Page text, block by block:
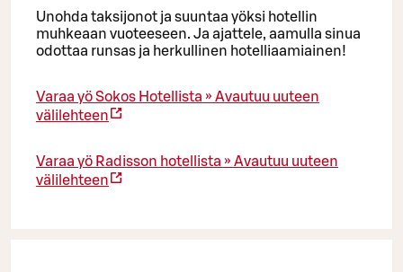
Unohda taksijonot ja suuntaa yöksi hotellin
muhkeaan vuoteeseen. Ja ajattele, aamulla sinua
odottaa runsas ja herkullinen hotelliaamiainen!
Varaa yö Sokos Hotellista » Avautuu uuteen
välilehteen
Varaa yö Radisson hotellista » Avautuu uuteen
välilehteen